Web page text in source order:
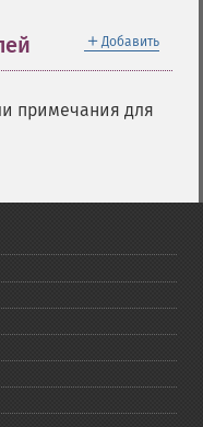
＋ Добавить
примечания для